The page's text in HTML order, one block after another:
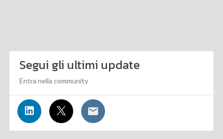
Segui gli ultimi update
Entra nella community